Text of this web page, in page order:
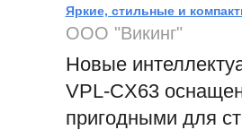
Яркие, стильные и
ООО "Викинг"
Новые
VPL-CX63
пригодными для